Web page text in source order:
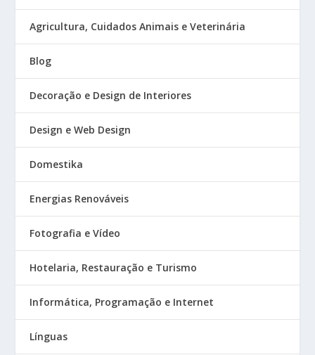
Agricultura, Cuidados Animais e Veterinária
Blog
Decoração e Design de Interiores
Design e Web Design
Domestika
Energias Renováveis
Fotografia e Vídeo
Hotelaria, Restauração e Turismo
Informática, Programação e Internet
Línguas